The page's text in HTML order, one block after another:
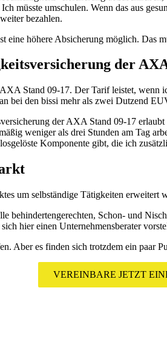
müsste umschulen. Wenn das aus
bezahlen.
höhere Absicherung möglich. Das
der
Stand 09-17. Der Tarif leistet, wenn
bei den bissi mehr als zwei Dutzend
der AXA Stand 09-17
weniger als drei Stunden am Tag
Komponente gibt, die ich
um selbständige Tätigkeiten erweitert
Schon- und
hier einen Unternehmensberater
es finden sich trotzdem ein paar
VEREINBARE JETZT